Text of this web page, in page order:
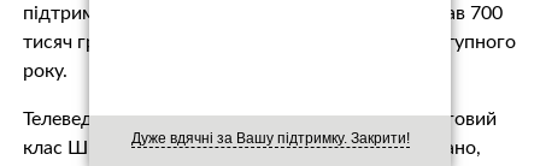
Дуже вдячні за Вашу підтримку. Закрити!
підтримку фонду “Здійсни мрію” 19 грудня зібрав 700
тисяч гривень для здійснення бажань дітей наступного
року.
Телеведуча розповіла, що її донька закінчує черговий
клас Школи мистецтв, танцює, грає на фортепіано,